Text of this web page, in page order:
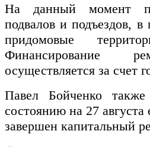
На данный момент
подвалов и подъездов,
придомовые
Финансирование
осуществляется за счет
Павел Бойченко
состоянию на 27 августа
завершен капитальный